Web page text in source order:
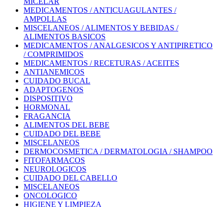
MEDICAMENTOS / ANTICUAGULANTES /
AMPOLLAS
MISCELANEOS / ALIMENTOS Y BEBIDAS /
ALIMENTOS BASICOS
MEDICAMENTOS / ANALGESICOS Y ANTIPIRETICO
/ COMPRIMIDOS
MEDICAMENTOS / RECETURAS / ACEITES
ANTIANEMICOS
CUIDADO BUCAL
ADAPTOGENOS
DISPOSITIVO
HORMONAL
FRAGANCIA
ALIMENTOS DEL BEBE
CUIDADO DEL BEBE
MISCELANEOS
DERMOCOSMETICA / DERMATOLOGIA / SHAMPOO
FITOFARMACOS
NEUROLOGICOS
CUIDADO DEL CABELLO
MISCELANEOS
ONCOLOGICO
HIGIENE Y LIMPIEZA